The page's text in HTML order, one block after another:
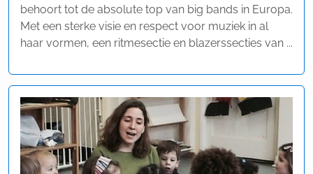
behoort tot de absolute top van big bands in Europa.
Met een sterke visie en respect voor muziek in al
haar vormen, een ritmesectie en blazerssecties van ...